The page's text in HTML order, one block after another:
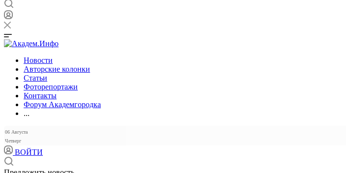
Новости
Авторские колонки
Статьи
Фоторепортажи
Контакты
Форум Академгородка
...
06 Августа
Четверг
ВОЙТИ